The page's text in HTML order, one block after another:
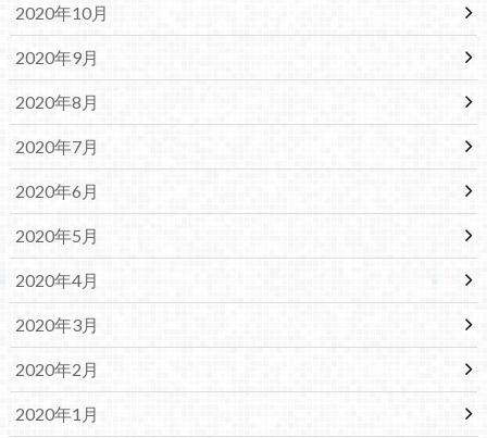
2020年10月
2020年9月
2020年8月
2020年7月
2020年6月
2020年5月
2020年4月
2020年3月
2020年2月
2020年1月